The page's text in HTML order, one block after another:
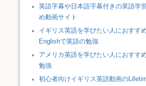
英語字幕や日本語字幕付きの英語学
め動画サイト
イギリス英語を学びたい人におすす
Englishで英語の勉強
アメリカ英語を学びたい人におすす
勉強
初心者向けイギリス英語動画の